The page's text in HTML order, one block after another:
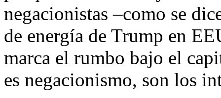
negacionistas –como se
de energía de Trump en
marca el rumbo bajo el
es negacionismo, son los